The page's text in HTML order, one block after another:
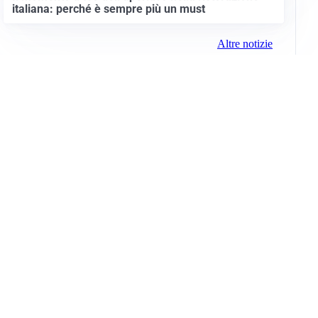
italiana: perché è sempre più un must
Altre notizie